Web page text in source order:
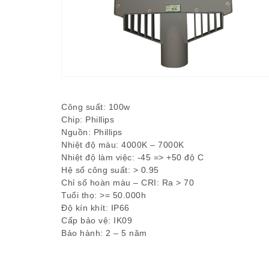
Công suất: 100w
Chip: Phillips
Nguồn: Phillips
Nhiệt độ màu: 4000K – 7000K
Nhiệt độ làm việc: -45 => +50 độ C
Hệ số công suất: > 0.95
Chỉ số hoàn màu – CRI: Ra > 70
Tuổi thọ: >= 50.000h
Độ kín khít: IP66
Cấp bảo vệ: IK09
Bảo hành: 2 – 5 năm